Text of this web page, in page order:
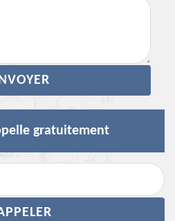
gratuitement